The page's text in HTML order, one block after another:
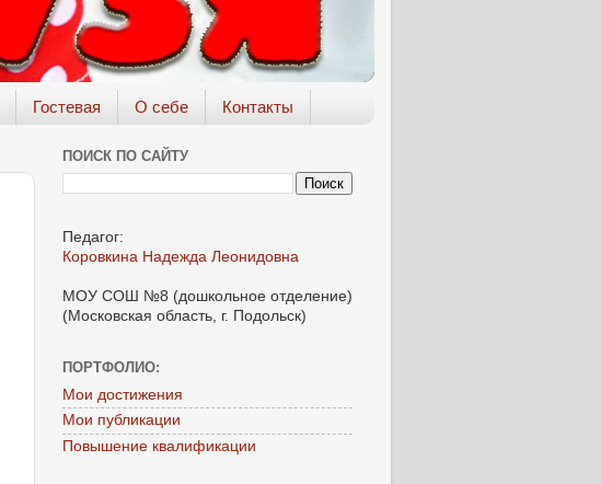
Гостевая О себе Контакты
ПОИСК ПО САЙТУ
Педагог:
Коровкина Надежда Леонидовна
МОУ СОШ №8 (дошкольное отделение)
(Московская область, г. Подольск)
ПОРТФОЛИО:
Мои достижения
Мои публикации
Повышение квалификации